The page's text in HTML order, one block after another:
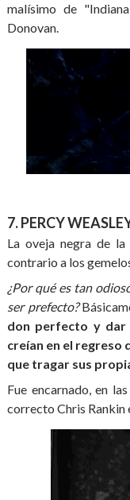
malísimo de
Donovan.
7. PERCY
La oveja negra de
contrario a los
¿Por qué es tan
ser prefecto?
don perfecto y dar
creían en el regreso
que tragar sus
Fue encarnado, en
correcto Chris Rankin